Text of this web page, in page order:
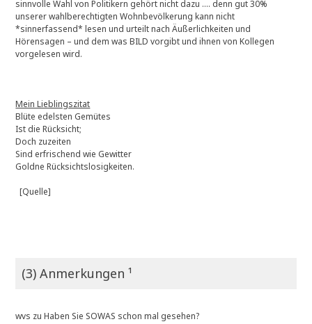
sinnvolle Wahl von Politikern gehört nicht dazu …. denn gut 30%
unserer wahlberechtigten Wohnbevölkerung kann nicht
*sinnerfassend* lesen und urteilt nach Äußerlichkeiten und
Hörensagen – und dem was BILD vorgibt und ihnen von Kollegen
vorgelesen wird.
Mein Lieblingszitat
Blüte edelsten Gemütes
Ist die Rücksicht;
Doch zuzeiten
Sind erfrischend wie Gewitter
Goldne Rücksichtslosigkeiten.
[Quelle]
(3) Anmerkungen ¹
wvs zuHaben Sie SOWAS schon mal gesehen?